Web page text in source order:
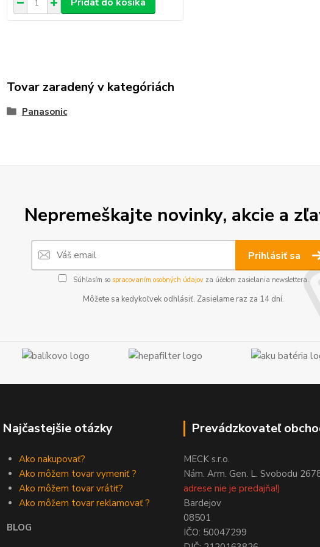
Tovar zaradený v kategóriách
Panasonic
Nepremeškajte novinky, akcie a
Prihlásiť sa
Súhlasím so spracovaním osobných údajovza účelom zasielania newslettera.
Môžete sa kedykoľvek odhlásiť. Zasielame raz za 14 dní.
Najčastejšie otázky
Ako nakupovať?
Ako môžem tovar vymeniť ?
Ako môžem tovar vrátiť?
Ako môžem tovar reklamovať ?
BLOG
Prevádzkovateľ
MECK s.r.o.
Nám. Arm. Gen. L. Svobodu
adrese nie je predajňa!)
Bardejov
08501
IČO: 50047299